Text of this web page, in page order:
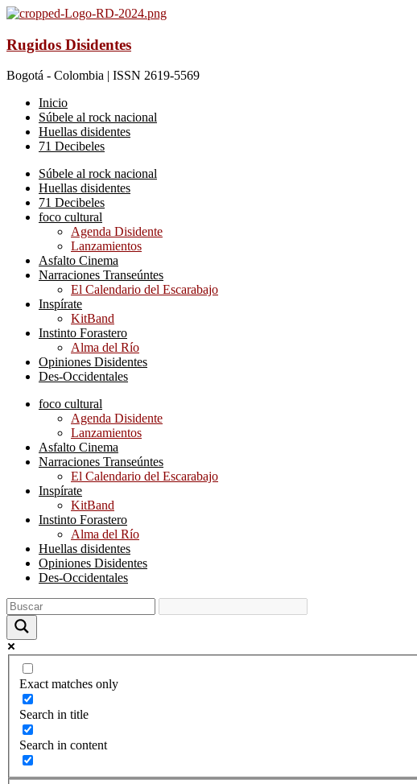
Rugidos Disidentes
Bogotá - Colombia | ISSN 2619-5569
Inicio
Súbele al rock nacional
Huellas disidentes
71 Decibeles
Súbele al rock nacional
Huellas disidentes
71 Decibeles
foco cultural
Agenda Disidente
Lanzamientos
Asfalto Cinema
Narraciones Transeúntes
El Calendario del Escarabajo
Inspírate
KitBand
Instinto Forastero
Alma del Río
Opiniones Disidentes
Des-Occidentales
foco cultural
Agenda Disidente
Lanzamientos
Asfalto Cinema
Narraciones Transeúntes
El Calendario del Escarabajo
Inspírate
KitBand
Instinto Forastero
Alma del Río
Huellas disidentes
Opiniones Disidentes
Des-Occidentales
Exact matches only
Search in title
Search in content